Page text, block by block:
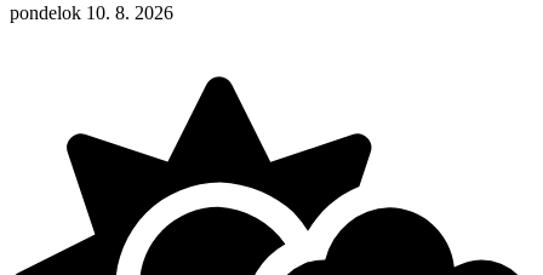
pondelok 10. 8. 2026